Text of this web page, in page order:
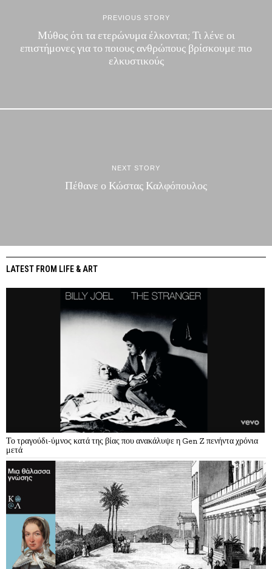
PREVIOUS STORY
Μύθος ότι τα ετερώνυμα έλκονται; Τι λένε οι
επιστήμονες για το ποιους ανθρώπους βρίσκουμε πιο
ελκυστικούς
NEXT STORY
Πέθανε ο Κώστας Καλφόπουλος
LATEST FROM LIFE & ART
Το τραγούδι-ύμνος κατά της βίας που ανακάλυψε η Gen Z πενήντα χρόνια
μετά